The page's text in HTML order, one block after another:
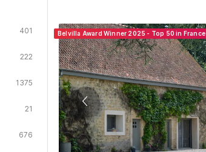
401
222
1375
21
676
Belvilla Award Winner 2025 - Top 50 in France